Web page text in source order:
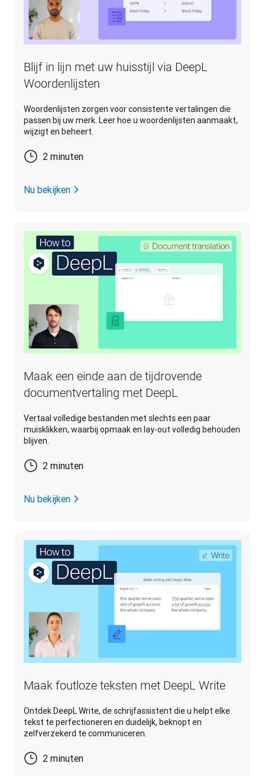
Blijf in lijn met uw huisstijl via DeepL
Woordenlijsten
Woordenlijsten zorgen voor consistente vertalingen die
passen bij uw merk. Leer hoe u woordenlijsten aanmaakt,
wijzigt en beheert.
2 minuten
Nu bekijken
Maak een einde aan de tijdrovende
documentvertaling met DeepL
Vertaal volledige bestanden met slechts een paar
muisklikken, waarbij opmaak en lay-out volledig behouden
blijven.
2 minuten
Nu bekijken
Maak foutloze teksten met DeepL Write
Ontdek DeepL Write, de schrijfassistent die u helpt elke
tekst te perfectioneren en duidelijk, beknopt en
zelfverzekerd te communiceren.
2 minuten